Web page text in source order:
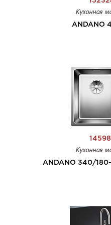
Кухонная
ANDANO
Кухонная
ANDANO 340/